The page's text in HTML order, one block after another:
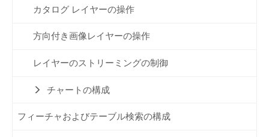
カタログ レイヤーの操作
方向付き画像レイヤーの操作
レイヤーのストリーミングの制御
チャートの構成
フィーチャおよびテーブル検索の構成